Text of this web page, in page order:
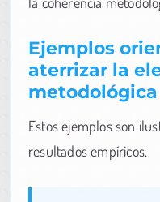
Ejemplos
aterrizar la
metodológica
Estos ejemplos son
resultados empíricos.